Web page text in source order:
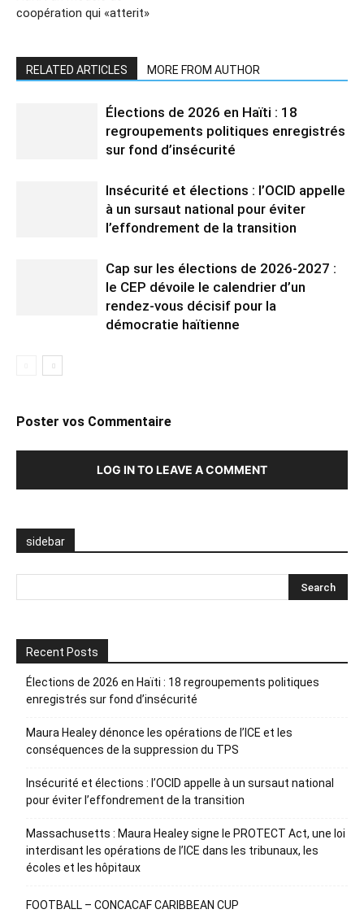
coopération qui «atterit»
RELATED ARTICLES MORE FROM AUTHOR
Élections de 2026 en Haïti : 18
regroupements politiques enregistrés
sur fond d’insécurité
Insécurité et élections : l’OCID appelle
à un sursaut national pour éviter
l’effondrement de la transition
Cap sur les élections de 2026-2027 :
le CEP dévoile le calendrier d’un
rendez-vous décisif pour la
démocratie haïtienne
Poster vos Commentaire
LOG IN TO LEAVE A COMMENT
sidebar
Recent Posts
Élections de 2026 en Haïti : 18 regroupements politiques
enregistrés sur fond d’insécurité
Maura Healey dénonce les opérations de l’ICE et les
conséquences de la suppression du TPS
Insécurité et élections : l’OCID appelle à un sursaut national
pour éviter l’effondrement de la transition
Massachusetts : Maura Healey signe le PROTECT Act, une loi
interdisant les opérations de l’ICE dans les tribunaux, les
écoles et les hôpitaux
FOOTBALL – CONCACAF CARIBBEAN CUP